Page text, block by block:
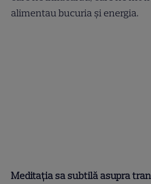
alimentau bucuria și energia.
Meditația sa subtilă asupra